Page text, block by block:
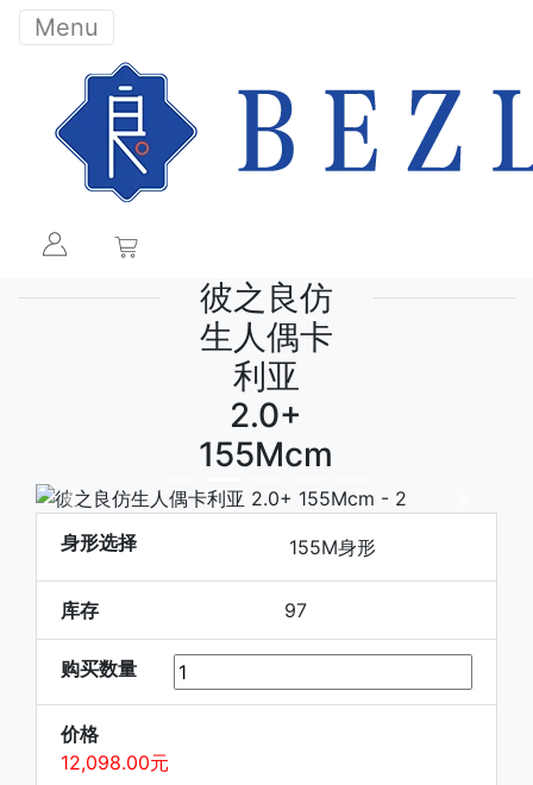
Menu
彼之良仿
生人偶卡
利亚
2.0+
155Mcm
下一张
下一张
身形选择
155M身形
库存 97
购买数量
价格
12,098.00元